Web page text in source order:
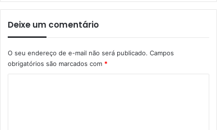
Deixe um comentário
O seu endereço de e-mail não será publicado. Campos
obrigatórios são marcados com *